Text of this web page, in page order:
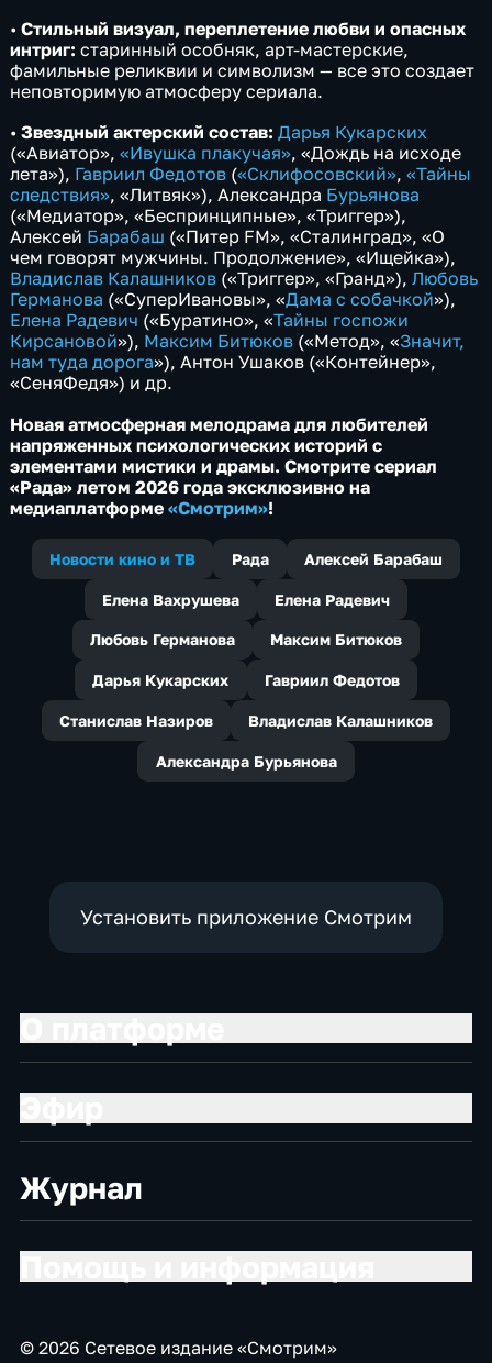
•Стильный визуал, переплетение любви и опасных
интриг: старинный особняк, арт-мастерские,
фамильные реликвии и символизм — все это создает
неповторимую атмосферу сериала.
•Звездный актерский состав: Дарья Кукарских
(«Авиатор»,«Ивушка плакучая», «Дождь на исходе
лета»), Гавриил Федотов («Склифосовский»,«Тайны
следствия», «Литвяк»), Александра Бурьянова
(«Медиатор», «Беспринципные», «Триггер»),
Алексей Барабаш («Питер FM», «Сталинград», «О
чем говорят мужчины. Продолжение», «Ищейка»),
Владислав Калашников («Триггер», «Гранд»),Любовь
Германова («СуперИвановы», «Дама с собачкой»),
Елена Радевич («Буратино», «Тайны госпожи
Кирсановой»), Максим Битюков («Метод», «Значит,
нам туда дорога»), Антон Ушаков («Контейнер»,
«СеняФедя») и др.
Новая атмосферная мелодрама для любителей
напряженных психологических историй с
элементами мистики и драмы. Смотрите сериал
«Рада» летом 2026 года эксклюзивно на
медиаплатформе«Смотрим»!
Новости кино и ТВ Рада Алексей Барабаш
Елена Вахрушева Елена Радевич
Любовь Германова Максим Битюков
Дарья Кукарских Гавриил Федотов
Станислав Назиров Владислав Калашников
Александра Бурьянова
Установить приложение Смотрим
Журнал
© 2026 Сетевое издание «Смотрим»